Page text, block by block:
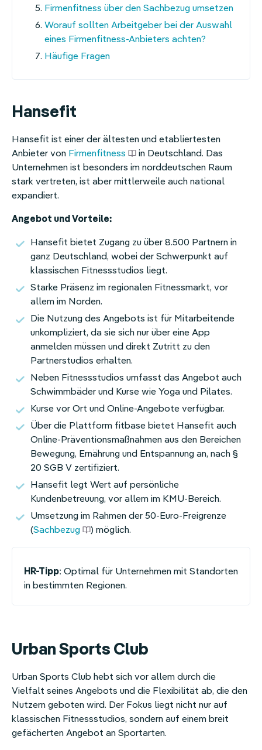
Firmenfitness über den Sachbezug umsetzen
Worauf sollten Arbeitgeber bei der Auswahl
eines Firmenfitness-Anbieters achten?
Häufige Fragen
Hansefit
Hansefit ist einer der ältesten und etabliertesten
Anbieter von Firmenfitness
in Deutschland. Das
Unternehmen ist besonders im norddeutschen Raum
stark vertreten, ist aber mittlerweile auch national
expandiert.
Angebot und Vorteile:
Hansefit bietet Zugang zu über 8.500 Partnern in
ganz Deutschland, wobei der Schwerpunkt auf
klassischen Fitnessstudios liegt.
Starke Präsenz im regionalen Fitnessmarkt, vor
allem im Norden.
Die Nutzung des Angebots ist für Mitarbeitende
unkompliziert, da sie sich nur über eine App
anmelden müssen und direkt Zutritt zu den
Partnerstudios erhalten.
Neben Fitnessstudios umfasst das Angebot auch
Schwimmbäder und Kurse wie Yoga und Pilates.
Kurse vor Ort und Online-Angebote verfügbar.
Über die Plattform fitbase bietet Hansefit auch
Online-Präventionsmaßnahmen aus den Bereichen
Bewegung, Ernährung und Entspannung an, nach §
20 SGB V zertifiziert.
Hansefit legt Wert auf persönliche
Kundenbetreuung, vor allem im KMU-Bereich.
Umsetzung im Rahmen der 50-Euro-Freigrenze
(Sachbezug ) möglich.
HR-Tipp: Optimal für Unternehmen mit Standorten
in bestimmten Regionen.
Urban Sports Club
Urban Sports Club hebt sich vor allem durch die
Vielfalt seines Angebots und die Flexibilität ab, die den
Nutzern geboten wird. Der Fokus liegt nicht nur auf
klassischen Fitnessstudios, sondern auf einem breit
gefächerten Angebot an Sportarten.